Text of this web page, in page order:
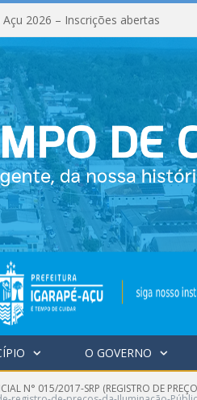
2026 – Inscrições abertas
O GOVERNO
N° 015/2017-SRP (REGISTRO DE